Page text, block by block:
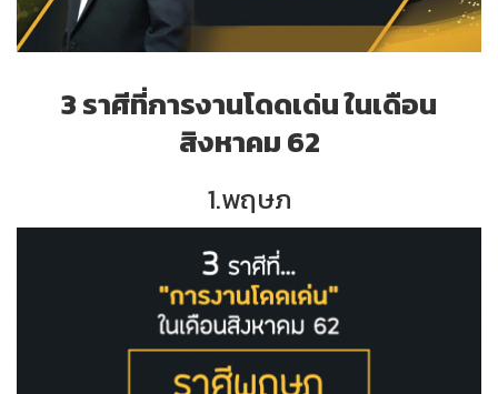
3 ราศีที่การงานโดดเด่น ในเดือน
สิงหาคม 62
1.พฤษภ